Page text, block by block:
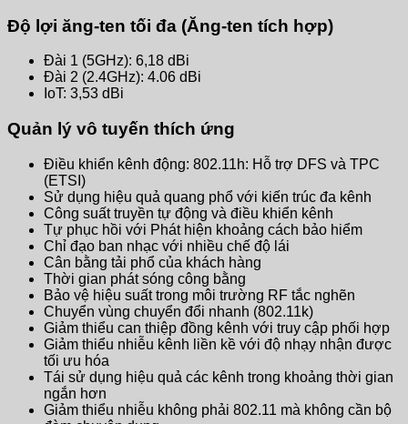
Độ lợi ăng-ten tối đa (Ăng-ten tích hợp)
Đài 1 (5GHz): 6,18 dBi
Đài 2 (2.4GHz): 4.06 dBi
IoT: 3,53 dBi
Quản lý vô tuyến thích ứng
Điều khiển kênh động: 802.11h: Hỗ trợ DFS và TPC
(ETSI)
Sử dụng hiệu quả quang phổ với kiến ​​trúc đa kênh
Công suất truyền tự động và điều khiển kênh
Tự phục hồi với Phát hiện khoảng cách bảo hiểm
Chỉ đạo ban nhạc với nhiều chế độ lái
Cân bằng tải phổ của khách hàng
Thời gian phát sóng công bằng
Bảo vệ hiệu suất trong môi trường RF tắc nghẽn
Chuyển vùng chuyển đổi nhanh (802.11k)
Giảm thiểu can thiệp đồng kênh với truy cập phối hợp
Giảm thiểu nhiễu kênh liền kề với độ nhạy nhận được
tối ưu hóa
Tái sử dụng hiệu quả các kênh trong khoảng thời gian
ngắn hơn
Giảm thiểu nhiễu không phải 802.11 mà không cần bộ